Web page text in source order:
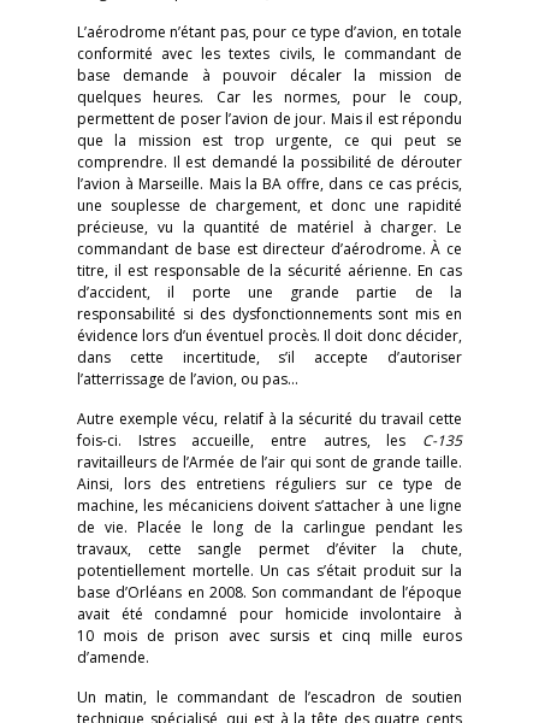
L’aérodrome n’étant pas, pour ce type d’avion, en totale
conformité avec les textes civils, le commandant de
base demande à pouvoir décaler la mission de
quelques heures. Car les normes, pour le coup,
permettent de poser l’avion de jour. Mais il est répondu
que la mission est trop urgente, ce qui peut se
comprendre. Il est demandé la possibilité de dérouter
l’avion à Marseille. Mais la BA offre, dans ce cas précis,
une souplesse de chargement, et donc une rapidité
précieuse, vu la quantité de matériel à charger. Le
commandant de base est directeur d’aérodrome. À ce
titre, il est responsable de la sécurité aérienne. En cas
d’accident, il porte une grande partie de la
responsabilité si des dysfonctionnements sont mis en
évidence lors d’un éventuel procès. Il doit donc décider,
dans cette incertitude, s’il accepte d’autoriser
l’atterrissage de l’avion, ou pas…
Autre exemple vécu, relatif à la sécurité du travail cette
fois-ci. Istres accueille, entre autres, les C-135
ravitailleurs de l’Armée de l’air qui sont de grande taille.
Ainsi, lors des entretiens réguliers sur ce type de
machine, les mécaniciens doivent s’attacher à une ligne
de vie. Placée le long de la carlingue pendant les
travaux, cette sangle permet d’éviter la chute,
potentiellement mortelle. Un cas s’était produit sur la
base d’Orléans en 2008. Son commandant de l’époque
avait été condamné pour homicide involontaire à
10 mois de prison avec sursis et cinq mille euros
d’amende.
Un matin, le commandant de l’escadron de soutien
technique spécialisé, qui est à la tête des quatre cents